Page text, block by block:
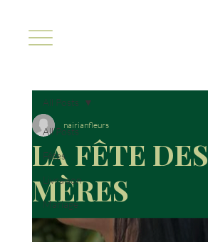
All Posts
Fêtes
Livraison
Mariage
All Posts
LA FÊTE DES
MÈRES
nairianfleurs